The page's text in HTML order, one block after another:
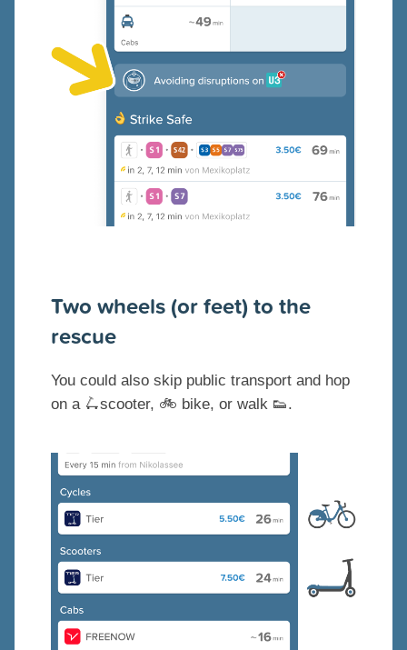
Two wheels (or feet) to the
rescue
You could also skip public transport and hop
on a 🛴scooter, 🚲 bike, or walk 👟.